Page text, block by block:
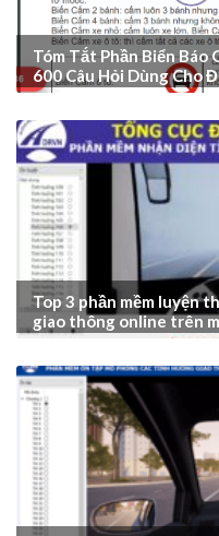
Tóm Tắt Phần Biển
600 Câu Hỏi Dùng Cho
Top 3 phần mềm luyện
giao thông online trên